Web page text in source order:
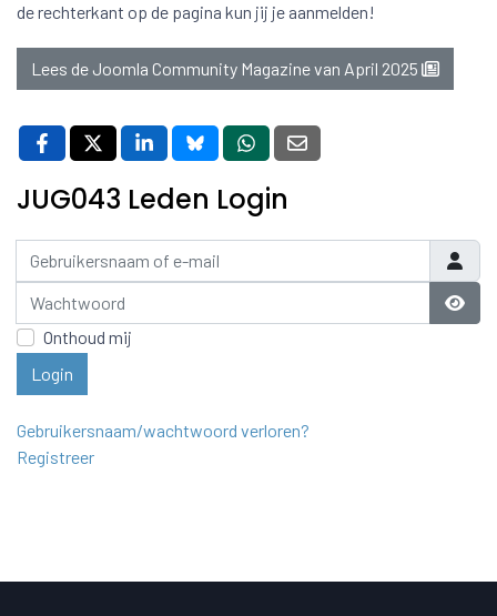
de rechterkant op de pagina kun jij je aanmelden!
Lees de Joomla Community Magazine van April 2025
JUG043 Leden Login
Gebruikersnaam of e-mail
Wachtwoord
Laat
Onthoud mij
Login
Gebruikersnaam/wachtwoord verloren?
Registreer